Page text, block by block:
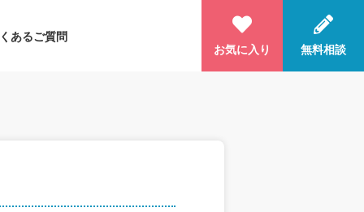
あるご質問
お気に入り
無料相談